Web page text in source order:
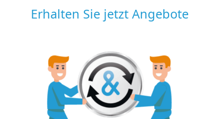
Erhalten Sie jetzt Angebote